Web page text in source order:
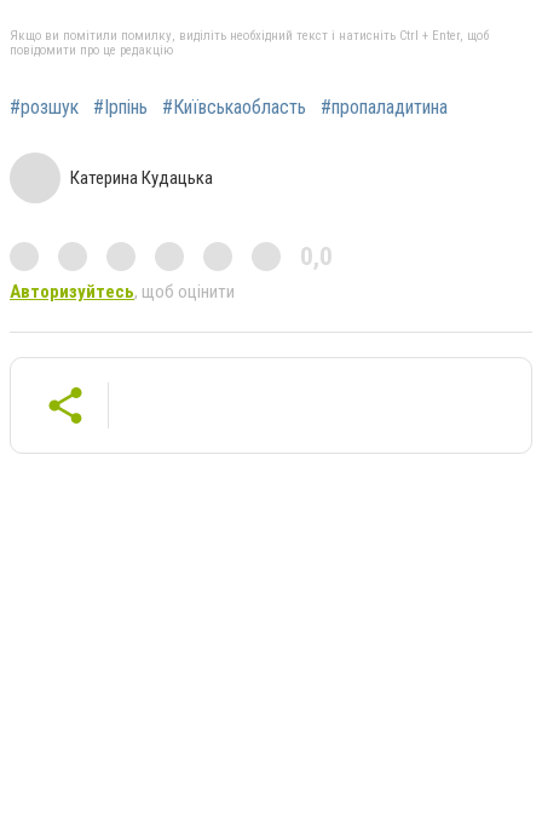
Якщо ви помітили помилку, виділіть необхідний текст і натисніть Ctrl + Enter, щоб
повідомити про це редакцію
#розшук #Ірпінь #Київськаобласть #пропаладитина
Катерина Кудацька
0,0
Авторизуйтесь, щоб оцінити